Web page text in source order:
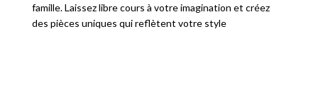
famille. Laissez libre cours à votre imagination et créez
des pièces uniques qui reflètent votre style